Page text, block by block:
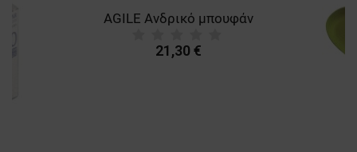
AGILE Ανδρικό μπουφάν
21,30 €